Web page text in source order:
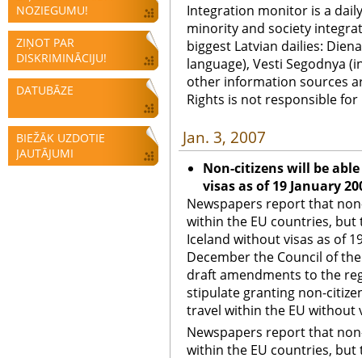
NOZIEGUMU!
ZIŅOT PAR
DISKRIMINĀCIJU!
DATUBĀZE
BIEŽĀK UZDOTIE
JAUTĀJUMI
Integration monitor is a
minority and society
biggest Latvian dailies:
language), Vesti Segodnya
other information sources
Rights is not responsible
Jan. 3, 2007
Non-citizens will be
visas as of 19 January
Newspapers report that
within the EU countries, but
Iceland without visas as of
December the Council of
draft amendments to the
stipulate granting non-
travel within the EU without
Newspapers report that
within the EU countries, but